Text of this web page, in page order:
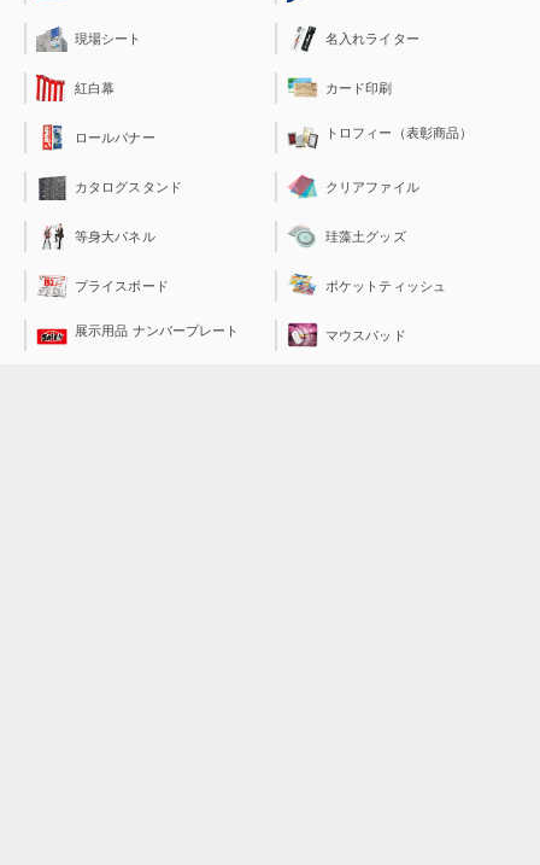
現場シート
紅白幕
ロールバナー
カタログスタンド
等身大パネル
プライスボード
展示用品 ナンバープレート
名入れライター
カード印刷
トロフィー（表彰商品）
クリアファイル
珪藻土グッズ
ポケットティッシュ
マウスパッド